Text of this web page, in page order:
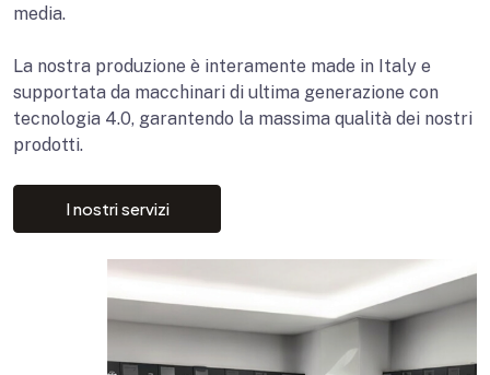
media.
La nostra produzione è interamente made in Italy e
supportata da macchinari di ultima generazione con
tecnologia 4.0, garantendo la massima qualità dei nostri
prodotti.
I nostri servizi